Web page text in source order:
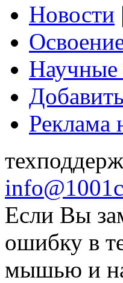
Новости |
Научные
Реклама
Если Вы
ошибку в
мышью и